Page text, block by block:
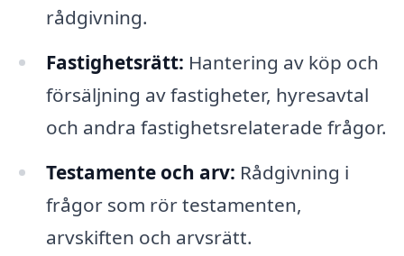
rådgivning.
Fastighetsrätt: Hantering av köp och
försäljning av fastigheter, hyresavtal
och andra fastighetsrelaterade frågor.
Testamente och arv: Rådgivning i
frågor som rör testamenten,
arvskiften och arvsrätt.